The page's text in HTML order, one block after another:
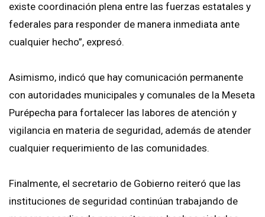
existe coordinación plena entre las fuerzas estatales y
federales para responder de manera inmediata ante
cualquier hecho”, expresó.
Asimismo, indicó que hay comunicación permanente
con autoridades municipales y comunales de la Meseta
Purépecha para fortalecer las labores de atención y
vigilancia en materia de seguridad, además de atender
cualquier requerimiento de las comunidades.
Finalmente, el secretario de Gobierno reiteró que las
instituciones de seguridad continúan trabajando de